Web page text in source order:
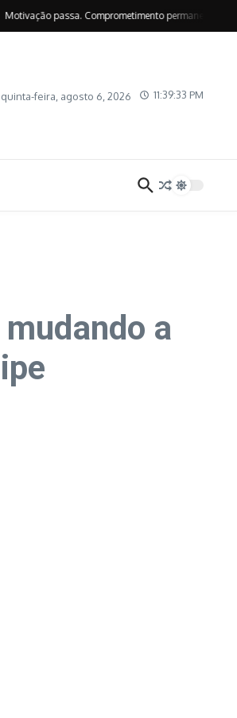
passa. Comprometimento permanece – por Suely
quinta-feira, agosto 6, 2026 11:39:34 PM
a